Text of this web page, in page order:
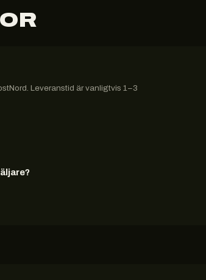
Leveranstid är vanligtvis 1–3